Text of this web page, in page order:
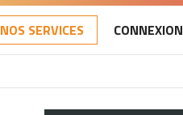
NOS SERVICES CONNEXION